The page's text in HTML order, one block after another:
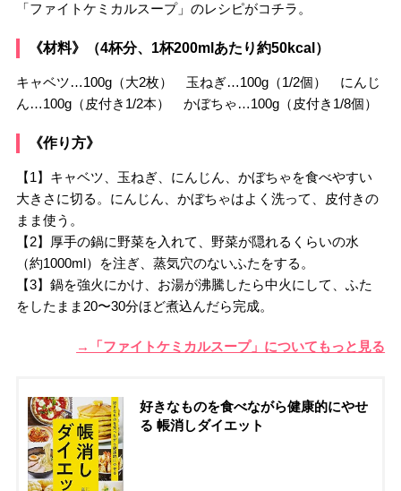
「ファイトケミカルスープ」のレシピがコチラ。
《材料》（4杯分、1杯200mlあたり約50kcal）
キャベツ…100g（大2枚） 玉ねぎ…100g（1/2個） にんじ
ん…100g（皮付き1/2本） かぼちゃ…100g（皮付き1/8個）
《作り方》
【1】キャベツ、玉ねぎ、にんじん、かぼちゃを食べやすい
大きさに切る。にんじん、かぼちゃはよく洗って、皮付きの
まま使う。
【2】厚手の鍋に野菜を入れて、野菜が隠れるくらいの水
（約1000ml）を注ぎ、蒸気穴のないふたをする。
【3】鍋を強火にかけ、お湯が沸騰したら中火にして、ふた
をしたまま20〜30分ほど煮込んだら完成。
→「ファイトケミカルスープ」についてもっと見る
好きなものを食べながら健康的にやせ
る 帳消しダイエット